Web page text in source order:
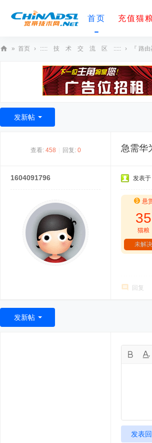
首页 充值猫粮
术
» 首页 › ::::: 技 术 交 流 区 ::::: › 『 路
发新帖
查看: 458 回复: 0 急需华
1604091796 发表
悬
35
猫粮
未解决
回复
发新帖
发表